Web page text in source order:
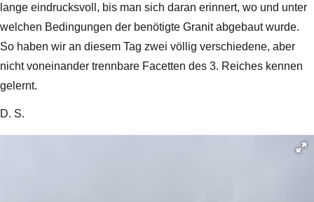
lange eindrucksvoll, bis man sich daran erinnert, wo und unter
welchen Bedingungen der benötigte Granit abgebaut wurde.
So haben wir an diesem Tag zwei völlig verschiedene, aber
nicht voneinander trennbare Facetten des 3. Reiches kennen
gelernt.
D. S.